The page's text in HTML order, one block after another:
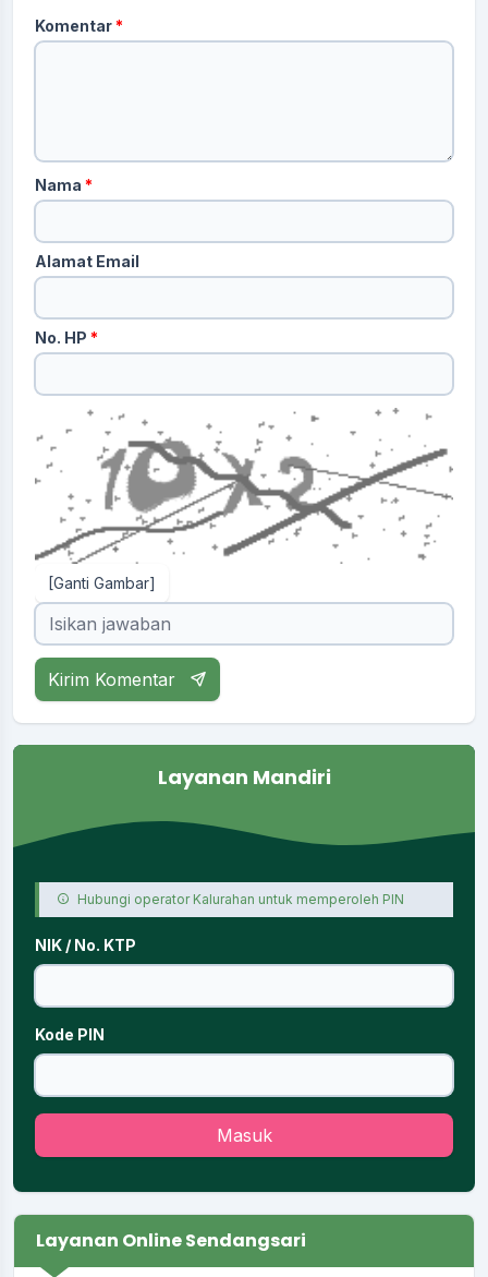
Komentar*
Nama *
Alamat Email
No. HP *
[Ganti Gambar]
Kirim Komentar
Layanan Mandiri
Hubungi operator Kalurahan untuk memperoleh PIN
NIK / No. KTP
Kode PIN
Masuk
Layanan Online Sendangsari